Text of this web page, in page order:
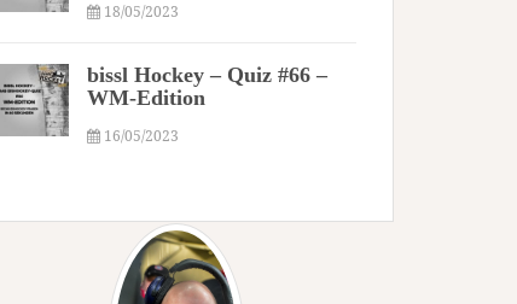
18/05/2023
bissl Hockey – Quiz #66 –
WM-Edition
16/05/2023